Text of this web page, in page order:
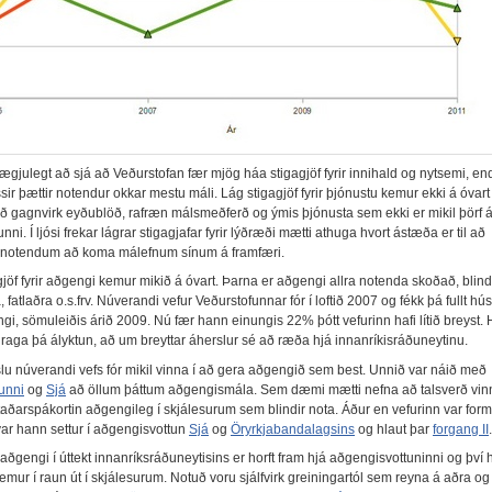
að sjá að Veðurstofan fær mjög háa stigagjöf fyrir innihald og nytsemi,
þættir notendur okkar mestu máli. Lág stigagjöf fyrir þjónustu kemur ekki á
gagnvirk eyðublöð, rafræn málsmeðferð og ýmis þjónusta sem ekki er mikil þörf
Í ljósi frekar lágrar stigagjafar fyrir lýðræði mætti athuga hvort ástæða er til að
að koma málefnum sínum á framfæri.
fyrir aðgengi kemur mikið á óvart. Þarna er aðgengi allra notenda skoðað,
fatlaðra o.s.frv. Núverandi vefur Veðurstofunnar fór í loftið 2007 og fékk þá fullt
sömuleiðis árið 2009. Nú fær hann einungis 22% þótt vefurinn hafi lítið breyst.
þá ályktun, að um breyttar áherslur sé að ræða hjá innanríkisráðuneytinu.
núverandi vefs fór mikil vinna í að gera aðgengið sem best. Unnið var náið með
og Sjá að öllum þáttum aðgengismála. Sem dæmi mætti nefna að talsverð
aðgengileg í skjálesurum sem blindir nota. Áður en vefurinn var
hann settur í aðgengisvottun Sjá og Öryrkjabandalagsins og hlaut þar forgang II
í úttekt innanríksráðuneytisins er horft fram hjá aðgengisvottuninni og því
í raun út í skjálesurum. Notuð voru sjálfvirk greiningartól sem reyna á aðra og